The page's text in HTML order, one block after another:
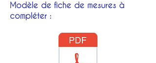
Modèle de fiche de mesures à
compléter :